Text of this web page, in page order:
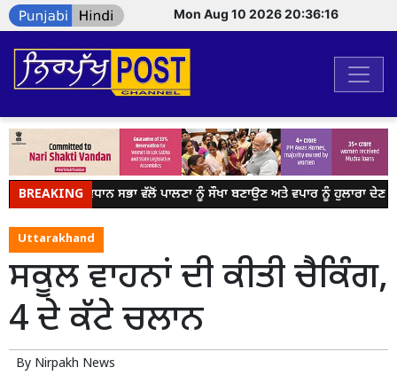
Mon Aug 10 2026 20:36:16
BREAKING
ਪੰਜਾਬ ਵਿਧਾਨ ਸਭਾ ਵੱਲੋਂ ਪਾਲਣਾ ਨੂੰ ਸੌਖਾ ਬਣਾਉਣ ਅਤੇ ਵਪਾਰ ਨੂੰ ਹੁਲਾਰਾ ਦੇਣ
Uttarakhand
ਸਕੂਲ ਵਾਹਨਾਂ ਦੀ ਕੀਤੀ ਚੈਕਿੰਗ,
4 ਦੇ ਕੱਟੇ ਚਲਾਨ
By Nirpakh News